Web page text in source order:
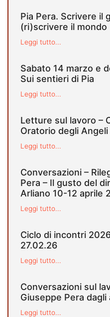
Pia Pera. Scrivere il
(ri)scrivere il mondo
Leggi tutto...
Sabato 14 marzo e
Sui sentieri di Pia
Leggi tutto...
Letture sul lavoro –
Oratorio degli
Leggi tutto...
Conversazioni –
Pera – Il gusto del
Arliano 10-12 aprile
Leggi tutto...
Ciclo di incontri
27.02.26
Leggi tutto...
Conversazioni sul
Giuseppe Pera dagli
Leggi tutto...